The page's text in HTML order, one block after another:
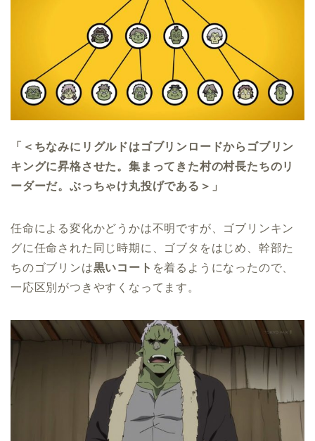
「＜ちなみにリグルドはゴブリンロードからゴブリン
キングに昇格させた。集まってきた村の村長たちのリ
ーダーだ。ぶっちゃけ丸投げである＞」
任命による変化かどうかは不明ですが、ゴブリンキン
グに任命された同じ時期に、ゴブタをはじめ、幹部た
ちのゴブリンは黒いコート を着るようになったので、
一応区別がつきやすくなってます。